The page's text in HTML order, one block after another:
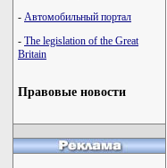
- Автомобильный портал
- The legislation of the Great
Britain
Правовые новости